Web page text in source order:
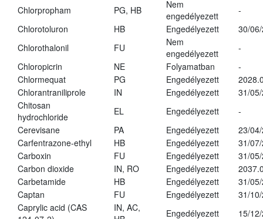
Chlorpropham
PG, HB
Nem
engedélyezett
-
Chlorotoluron
HB Engedélyezett
30/
Chlorothalonil
FU
Nem
engedélyezett
-
Chloropicrin
NE Folyamatban
-
Chlormequat
PG Engedélyezett
Chlorantraniliprole
IN Engedélyezett
31/
Chitosan
hydrochloride
EL Engedélyezett
-
Cerevisane
PA Engedélyezett
23/
Carfentrazone-ethyl
HB Engedélyezett
31/
Carboxin
FU Engedélyezett
31/
Carbon dioxide
IN, RO Engedélyezett
Carbetamide
HB Engedélyezett
31/
Captan
FU Engedélyezett
31/
Caprylic acid (CAS
IN, AC,
Engedélyezett
15/